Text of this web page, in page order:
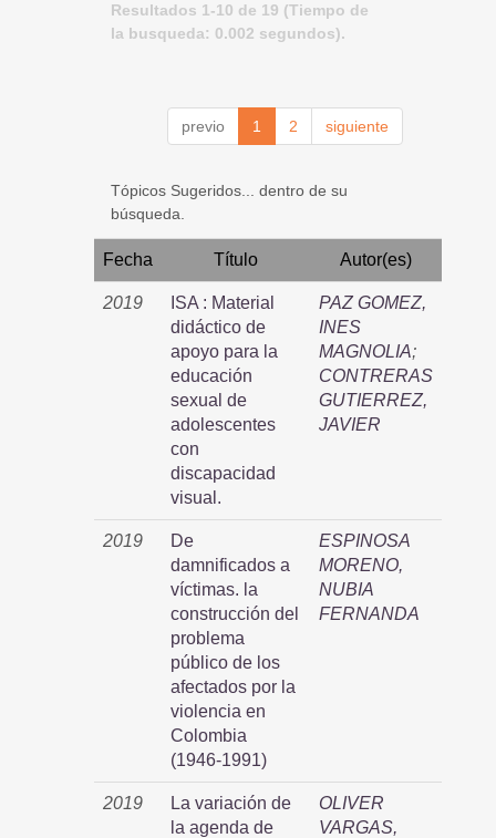
Resultados 1-10 de 19 (Tiempo de
la busqueda: 0.002 segundos).
previo 1 2 siguiente
Tópicos Sugeridos... dentro de su
búsqueda.
Fecha Título Autor(es)
2019
ISA : Material
didáctico de
apoyo para la
educación
sexual de
adolescentes
con
discapacidad
visual.
PAZ GOMEZ,
INES
MAGNOLIA;
CONTRERAS
GUTIERREZ,
JAVIER
2019
De
damnificados a
víctimas. la
construcción del
problema
público de los
afectados por la
violencia en
Colombia
(1946-1991)
ESPINOSA
MORENO,
NUBIA
FERNANDA
2019
La variación de
la agenda de
OLIVER
VARGAS,